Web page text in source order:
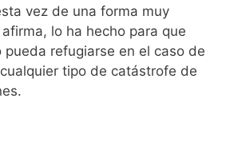
vez de una forma muy
lo ha hecho para que
pueda refugiarse en el caso de
tipo de catástrofe de